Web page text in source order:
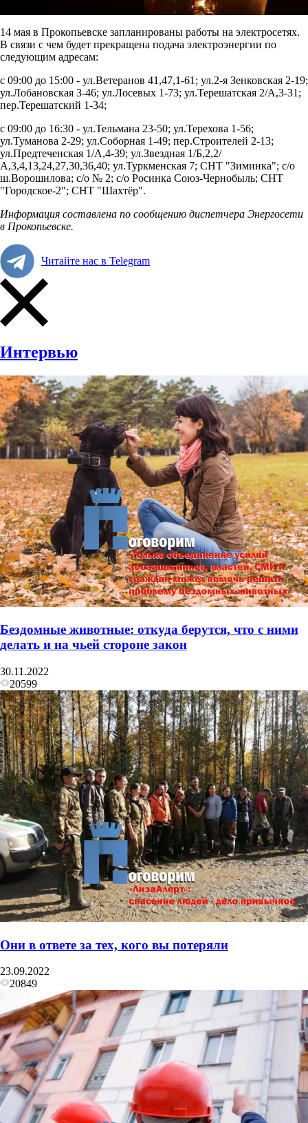
14 мая в Прокопьевске запланированы работы на электросетях.
В связи с чем будет прекращена подача электроэнергии по
следующим адресам:
с 09:00 до 15:00 - ул.Ветеранов 41,47,1-61; ул.2-я Зенковская 2-19;
ул.Лобановская 3-46; ул.Лосевых 1-73; ул.Терешатская 2/А,3-31;
пер.Терешатский 1-34;
с 09:00 до 16:30 - ул.Тельмана 23-50; ул.Терехова 1-56;
ул.Туманова 2-29; ул.Соборная 1-49; пер.Строителей 2-13;
ул.Предтеченская 1/А,4-39; ул.Звездная 1/Б,2,2/
А,3,4,13,24,27,30,36,40; ул.Туркменская 7; СНТ "Зиминка"; с/о
ш.Ворошилова; с/о № 2; с/о Росинка Союз-Чернобыль; СНТ
"Городское-2"; СНТ "Шахтёр".
Информация составлена по сообщению диспетчера Энергосети
в Прокопьевске.
Читайте нас в Telegram
Интервью
Бездомные животные: откуда берутся, что с ними
делать и на чьей стороне закон
30.11.2022
20599
Они в ответе за тех, кого вы потеряли
23.09.2022
20849